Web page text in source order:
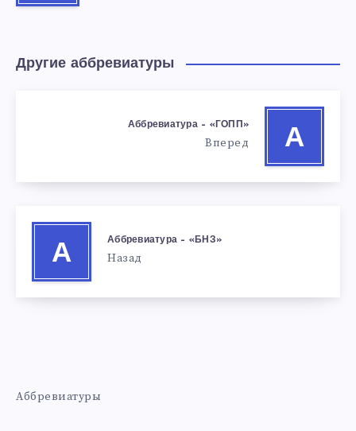
Другие аббревиатуры
А
Аббревиатура – «ГОПП»
Вперед
А
Аббревиатура – «БНЗ»
Назад
Аббревиатуры